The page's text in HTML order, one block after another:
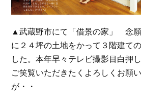
▲武蔵野市にて「借景の家」 念
に２４坪の土地をかって３階建て
した。本年早々テレビ撮影目白押
ご笑覧いただきたくよろしくお願
が・・